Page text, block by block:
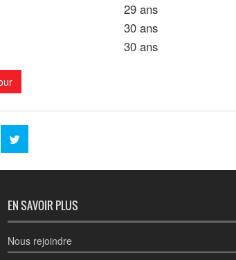
29 ans
30 ans
30 ans
EN SAVOIR PLUS
Nous rejoindre